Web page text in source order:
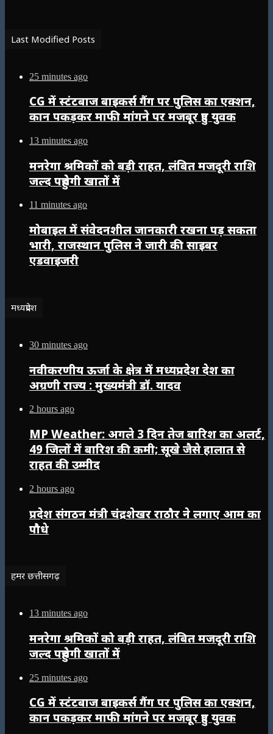
Last Modified Posts
25 minutes ago
CG में स्टंटबाज बाइकर्स गैंग पर पुलिस का एक्शन,
कान पकड़कर माफी मांगने पर मजबूर हुए युवक
13 minutes ago
मनरेगा श्रमिकों को बड़ी राहत, लंबित मजदूरी राशि
जल्द पहुंचेगी खातों में
11 minutes ago
मोबाइल में संवेदनशील जानकारी रखना पड़ सकता
भारी, राजस्थान पुलिस ने जारी की साइबर
एडवाइजरी
मध्यप्रदेश
30 minutes ago
नवीकरणीय ऊर्जा के क्षेत्र में मध्यप्रदेश देश का
अग्रणी राज्य : मुख्यमंत्री डॉ. यादव
2 hours ago
MP Weather: अगले 3 दिन तेज बारिश का अलर्ट,
49 जिलों में बारिश की कमी; सूखे जैसे हालात से
राहत की उम्मीद
2 hours ago
प्रदेश संगठन मंत्री चंद्रशेखर राठौर ने लगाए आम का
पौधे
हमर छत्तीसगढ़
13 minutes ago
मनरेगा श्रमिकों को बड़ी राहत, लंबित मजदूरी राशि
जल्द पहुंचेगी खातों में
25 minutes ago
CG में स्टंटबाज बाइकर्स गैंग पर पुलिस का एक्शन,
कान पकड़कर माफी मांगने पर मजबूर हुए युवक